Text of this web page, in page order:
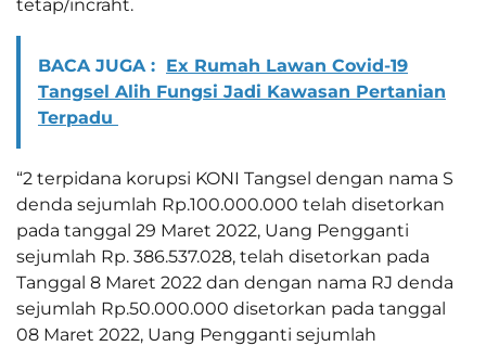
tetap/incraht.
BACA JUGA : Ex Rumah Lawan Covid-19
Tangsel Alih Fungsi Jadi Kawasan Pertanian
Terpadu
“2 terpidana korupsi KONI Tangsel dengan nama S
denda sejumlah Rp.100.000.000 telah disetorkan
pada tanggal 29 Maret 2022, Uang Pengganti
sejumlah Rp. 386.537.028, telah disetorkan pada
Tanggal 8 Maret 2022 dan dengan nama RJ denda
sejumlah Rp.50.000.000 disetorkan pada tanggal
08 Maret 2022, Uang Pengganti sejumlah